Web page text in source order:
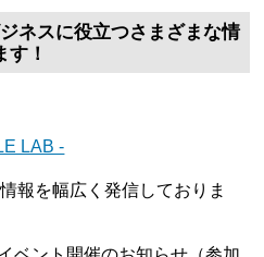
ネスに役立つさまざまな情
！
LAB -
報を幅広く発信しておりま